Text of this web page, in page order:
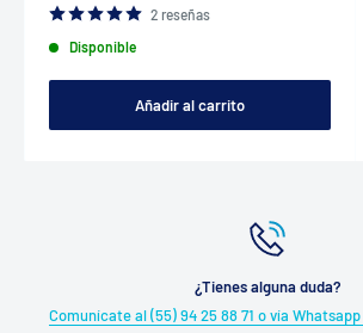
venta
2 reseñas
Disponible
Añadir al carrito
¿Tienes alguna duda?
Comunícate al (55) 94 25 88 71 o vía